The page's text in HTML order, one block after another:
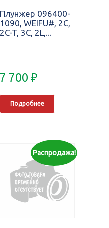
Плунжер 096400-
1090, WEIFU#, 2C,
2C-T, 3C, 2L,...
7 700₽
Подробнее
Распродажа!